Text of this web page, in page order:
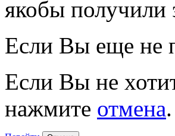
якобы получили
Если Вы еще не
Если Вы не
нажмите отмена.